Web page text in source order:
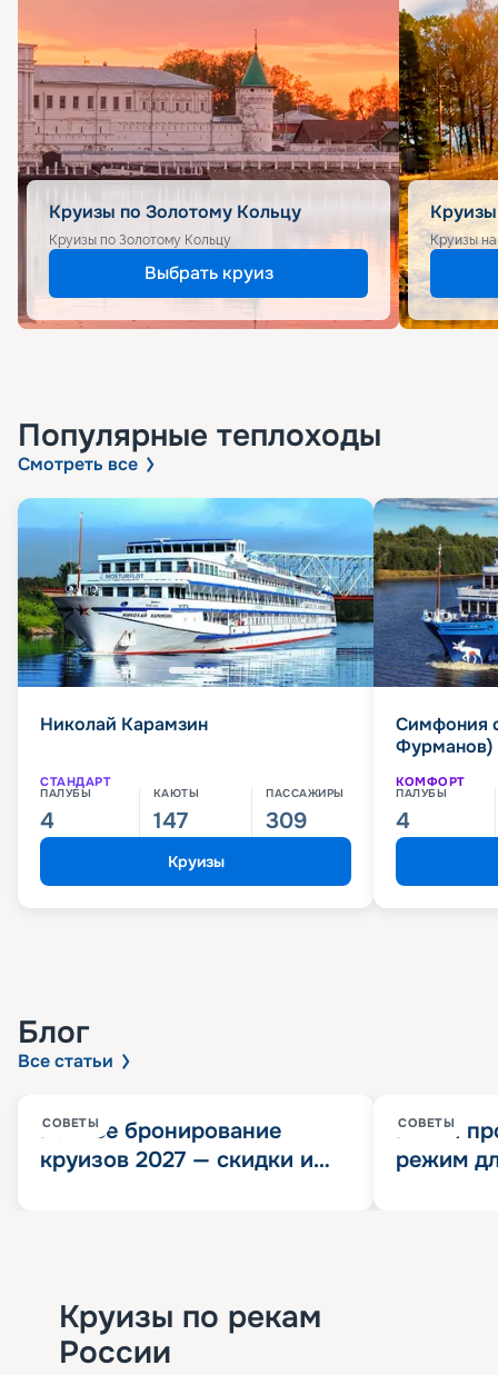
Круизы по Золотому Кольцу
Круизы по Золотому Кольцу
Выбрать круиз
Круизы
Популярные теплоходы
Смотреть все
Николай Карамзин
СТАНДАРТ
ПАЛУБЫ
4
КАЮТЫ
147
ПАССАЖИРЫ
309
Круизы
Симфония
Фурманов)
КОМФОРТ
ПАЛУБЫ
4
Блог
Все статьи
СОВЕТЫ
Раннее бронирование
круизов 2027 — скидки и
СОВЕТЫ
Китай
режим
Круизы по рекам
России